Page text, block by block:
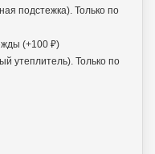
подстежка). Только по
(+100 ₽)
утеплитель). Только по